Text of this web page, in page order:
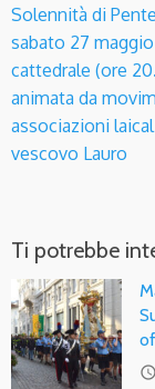
Solennità di
sabato 27
cattedrale (ore
animata da
associazioni
vescovo Lauro
Ti potrebbe
access_time